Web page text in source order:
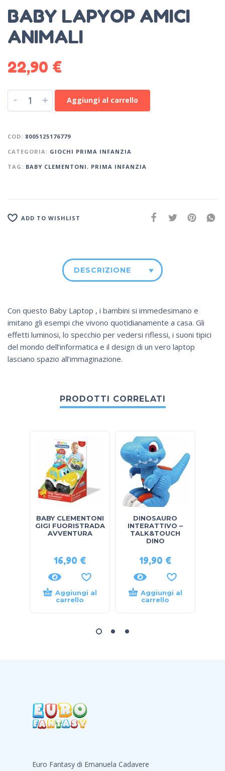
BABY LAPYOP AMICI
ANIMALI
22,90 €
- + Aggiungi al carrello
COD: 8005125176779
CATEGORIA: GIOCHI PRIMA INFANZIA
TAG: BABY CLEMENTONI , PRIMA INFANZIA
ADD TO WISHLIST
DESCRIZIONE
Con questo Baby Laptop , i bambini si immedesimano e
imitano gli esempi che vivono quotidianamente a casa. Gli
effetti luminosi, lo specchio per vedersi riflessi, i suoni tipici
del mondo dell’informatica e il design di un vero laptop
lasciano spazio all’immaginazione.
PRODOTTI CORRELATI
BABY CLEMENTONI
GIGI FUORISTRADA
AVVENTURA
16,90 €
Aggiungi al
carrello
DINOSAURO
INTERATTIVO –
TALK&TOUCH
DINO
19,90 €
Aggiungi al
carrello
Euro Fantasy di Emanuela Cadavere